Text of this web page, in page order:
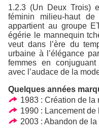
1.2.3 (Un Deux Trois)
féminin milieu-haut de
appartient au groupe
égérie le mannequin
veut dans l’ère du
urbaine à l’élégance
femmes en conjuguant
avec l’audace de la
Quelques années
1983 : Création de la
1990 : Lancement
2003 : Abandon de